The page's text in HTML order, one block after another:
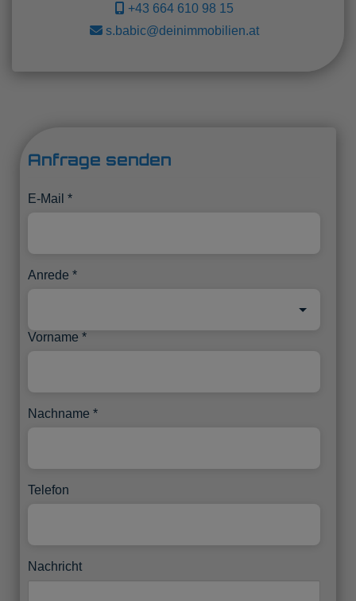
+43 664 610 98 15
s.babic@deinimmobilien.at
Anfrage senden
E-Mail
Anrede
Vorname
Nachname
Telefon
Nachricht